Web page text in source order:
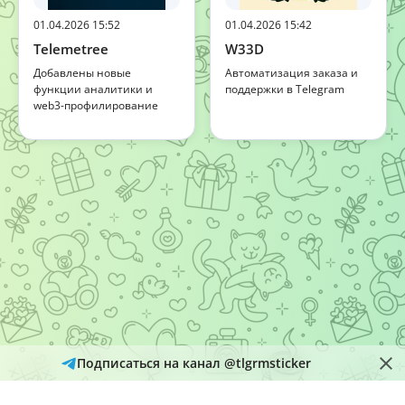
01.04.2026 15:52
Telemetree
Добавлены новые
функции аналитики и
web3-профилирование
01.04.2026 15:42
W33D
Автоматизация заказа и
поддержки в Telegram
Подписаться на канал @tlgrmsticker